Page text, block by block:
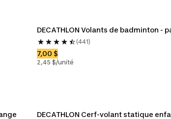
DECATHLON Volants de badminton -
(441)
7,00 $
2,45 $/unité
DECATHLON Cerf-volant statique